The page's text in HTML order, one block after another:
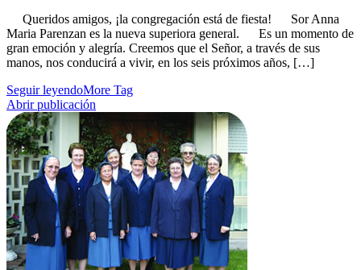
Queridos amigos, ¡la congregación está de fiesta! Sor Anna
Maria Parenzan es la nueva superiora general. Es un momento de
gran emoción y alegría. Creemos que el Señor, a través de sus
manos, nos conducirá a vivir, en los seis próximos años, […]
Seguir leyendoMore Tag
Abrir publicación